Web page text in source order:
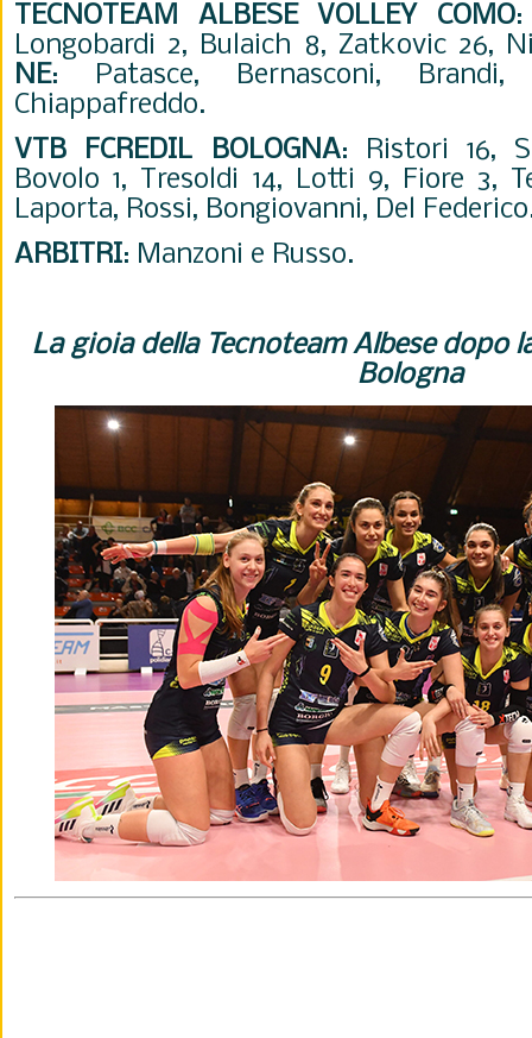
TECNOTEAM
ALBESE VOLLEY COMO:
Longobardi 2, Bulaich 8, Zatkovic 26,
NE: Patasce, Bernasconi,
Chiappafreddo.
VTB FCREDIL BOLOGNA: Ristori 16,
Bovolo 1, Tresoldi 14, Lotti 9, Fiore 3,
Laporta, Rossi, Bongiovanni, Del
ARBITRI: Manzoni e Russo.
La gioia della Tecnoteam Albese dopo
Bologna